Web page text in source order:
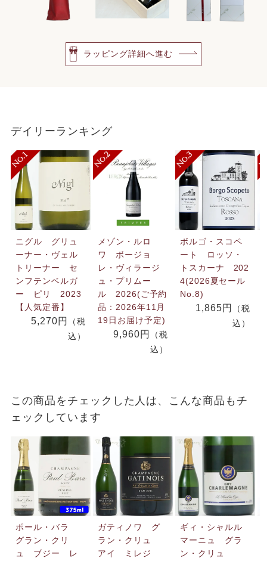
ラッピング詳細へ進む
デイリーランキング
ニグル グリュ
ーナー・ヴェル
トリーナー セ
ンフテンベルガ
ー ピリ 2023
【人気定番】
5,270円
（税
込）
メゾン・ルロ
ワ ボージョ
レ・ヴィラージ
ュ・プリムー
ル 2026(ご予約
品：2026年11月
19日お届け予定)
9,960円
（税
込）
ボルゴ・スコペ
ート ロッソ・
トスカーナ 202
4(2026夏セール
No.8)
1,865円
（税
込）
この商品をチェックした人は、こんな商品もチ
ェックしています
ポール・バラ
グラン・クリ
ュ ブジー レ
ガティノワ グ
ラン・クリュ
アイ ミレジ
ギィ・シャルル
マーニュ グラ
ン・クリュ